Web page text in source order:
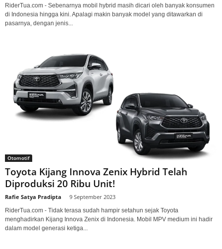
RiderTua.com - Sebenarnya mobil hybrid masih dicari oleh banyak konsumen
di Indonesia hingga kini. Apalagi makin banyak model yang ditawarkan di
pasarnya, dengan jenis...
Otomotif
Toyota Kijang Innova Zenix Hybrid Telah
Diproduksi 20 Ribu Unit!
Rafie Satya Pradipta 9 September 2023
RiderTua.com - Tidak terasa sudah hampir setahun sejak Toyota
menghadirkan Kijang Innova Zenix di Indonesia. Mobil MPV medium ini hadir
dalam model generasi ketiga...